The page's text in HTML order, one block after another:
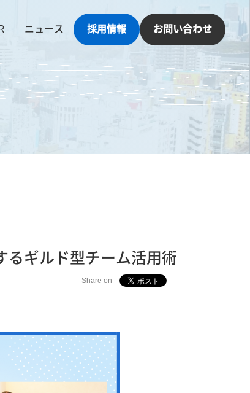
ニュース 採用情報 お問い合わせ
るギルド型チーム活用術
Share on